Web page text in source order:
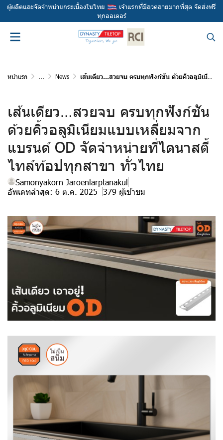
ผู้ผลิตและจัดจำหน่ายกระเบื้องในไทย
เจ้าแรกที่มีลวดลายมากที่สุด จัดส่งฟรี
ทุกออเดอร์
หน้าแรก ... News เส้นเดียว…สวยจบ ครบทุกฟังก์ชัน ด้วยคิ้วอลูมิเนียมแบบเหลี่ยมจากแบรนด์ OD จัดจำหน่ายที่ไดนาสตี้ ไทล์ท้อปทุกสาขา ทั่วไทย
เส้นเดียว…สวยจบ ครบทุกฟังก์ชัน
ด้วยคิ้วอลูมิเนียมแบบเหลี่ยมจาก
แบรนด์ OD จัดจำหน่ายที่ไดนาสตี้
ไทล์ท้อปทุกสาขา ทั่วไทย
Samonyakorn Jaroenlarptanakul
อัพเดทล่าสุด: 6 ต.ค. 2025 379 ผู้เข้าชม